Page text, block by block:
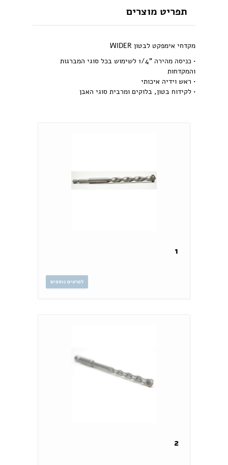
תפריט מוצרים
מקדחי אימפקט לבטון WIDER
• כניסה מהירה "1/4 לשימוש בכל סוגי המברגות
והמקדחות
• ראש וידיה איכותי
• לקידוח בטון, בלוקים ומרבית סוגי האבן
1
לפרטים נוספים
2